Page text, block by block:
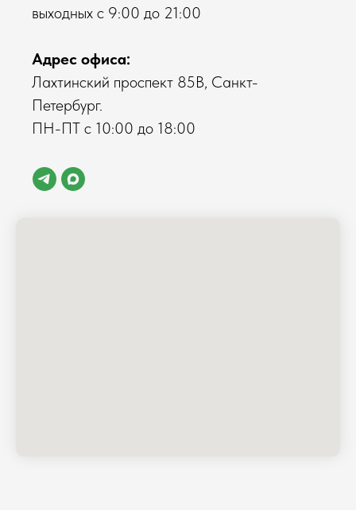
выходных с 9:00 до 21:00
Адрес офиса:
Лахтинский проспект 85В, Санкт-
Петербург.
ПН-ПТ с 10:00 до 18:00